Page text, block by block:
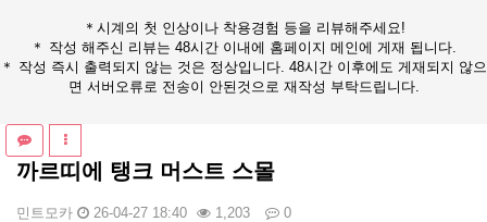
＊시계의 첫 인상이나 착용경험 등을 리뷰해주세요!
＊ 작성 해주신 리뷰는 48시간 이내에 홈페이지 메인에 게재 됩니다.
＊ 작성 즉시 출력되지 않는 것은 정상입니다. 48시간 이후에도 게재되지 않으
면 서버오류로 전송이 안된것으로 재작성 부탁드립니다.
까르띠에 탱크 머스트 스몰
민트모카 26-04-27 18:40 1,203 0